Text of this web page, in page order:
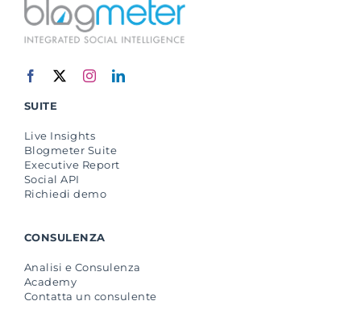
SUITE
Live Insights
Blogmeter Suite
Executive Report
Social API
Richiedi demo
CONSULENZA
Analisi e Consulenza
Academy
Contatta un consulente